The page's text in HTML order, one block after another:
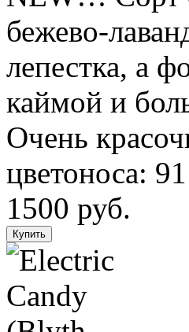
бежево-
лепестка, а
каймой и
Очень
цветоноса:
1500 руб.